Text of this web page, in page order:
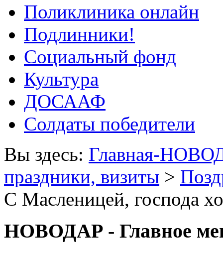
Поликлиника онлайн
Подлинники!
Социальный фонд
Культура
ДОСААФ
Солдаты победители
Вы здесь: Главная-
праздники, визиты >
С Масленицей, господа
НОВОДАР - Главное